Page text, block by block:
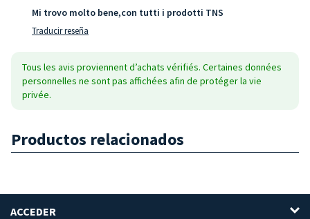
Mi trovo molto bene,con tutti i prodotti TNS
Traducir reseña
Tous les avis proviennent d’achats vérifiés. Certaines données
personnelles ne sont pas affichées afin de protéger la vie
privée.
Productos relacionados
ACCEDER